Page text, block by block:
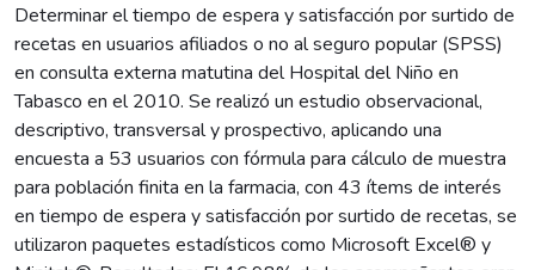
Determinar el tiempo de espera y satisfacción por surtido de
recetas en usuarios afiliados o no al seguro popular (SPSS)
en consulta externa matutina del Hospital del Niño en
Tabasco en el 2010. Se realizó un estudio observacional,
descriptivo, transversal y prospectivo, aplicando una
encuesta a 53 usuarios con fórmula para cálculo de muestra
para población finita en la farmacia, con 43 ítems de interés
en tiempo de espera y satisfacción por surtido de recetas, se
utilizaron paquetes estadísticos como Microsoft Excel® y